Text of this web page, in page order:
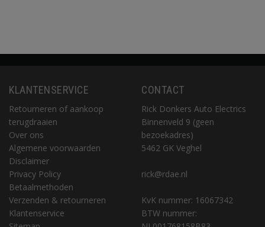
KLANTENSERVICE
Retourneren of aankoop
terugdraaien
Over ons
Algemene voorwaarden
Disclaimer
Privacy Policy
Betaalmethoden
Verzenden & retourneren
Klantenservice
CONTACT
Rick Donkers Auto Electrics
Binnenveld 9 (geen
bezoekadres)
5462 GK Veghel
rick@rdae.nl
KvK nummer: 16067342
BTW nummer: